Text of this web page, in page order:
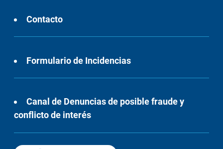
Contacto
Formulario de Incidencias
Canal de Denuncias de posible fraude y
conflicto de interés